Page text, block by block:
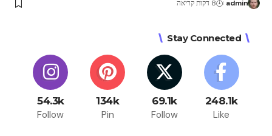
admin 8 דקות קריאה
Stay Connected
248.1k
Like
69.1k
Follow
134k
Pin
54.3k
Follow